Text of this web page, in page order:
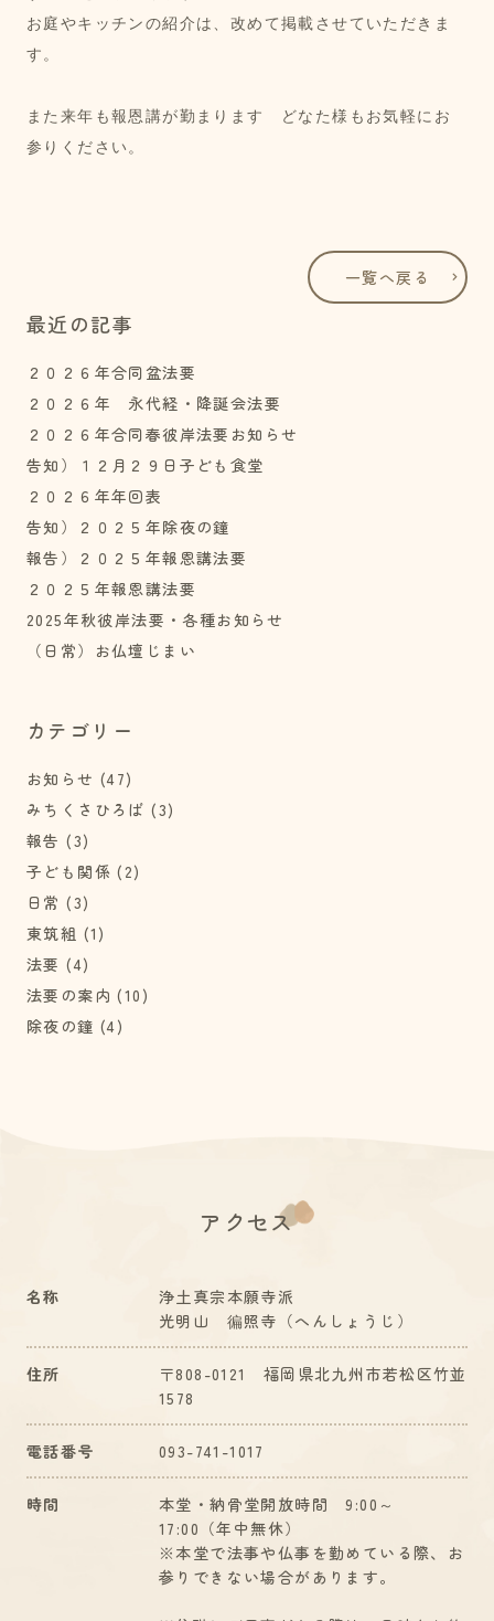
お庭やキッチンの紹介は、改めて掲載させていただきま
す。
また来年も報恩講が勤まります　どなた様もお気軽にお
参りください。
一覧へ戻る
最近の記事
２０２６年合同盆法要
２０２６年 永代経・降誕会法要
２０２６年合同春彼岸法要お知らせ
告知）１２月２９日子ども食堂
２０２６年年回表
告知）２０２５年除夜の鐘
報告）２０２５年報恩講法要
２０２５年報恩講法要
2025年秋彼岸法要・各種お知らせ
（日常）お仏壇じまい
カテゴリー
お知らせ (47)
みちくさひろば (3)
報告 (3)
子ども関係 (2)
日常 (3)
東筑組 (1)
法要 (4)
法要の案内 (10)
除夜の鐘 (4)
アクセス
名称
浄土真宗本願寺派
光明山 徧照寺（へんしょうじ）
住所
〒808-0121 福岡県北九州市若松区竹並
1578
電話番号 093-741-1017
時間
本堂・納骨堂開放時間 9:00～
17:00（年中無休）
※本堂で法事や仏事を勤めている際、お
参りできない場合があります。